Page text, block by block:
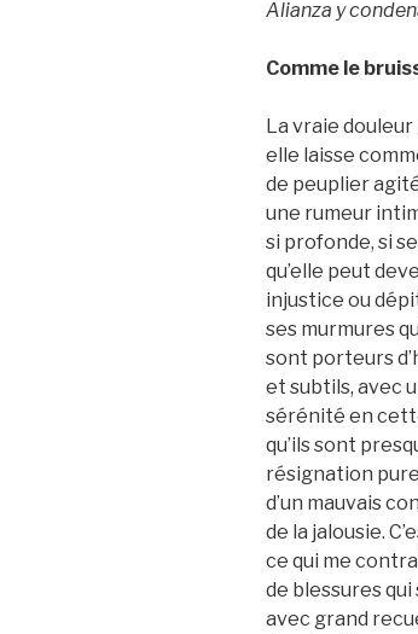
Alianza y
Comme le
La vraie
elle laisse
de peuplier
une rumeur
si profonde, si
qu’elle peut
injustice ou
ses murmures
sont porteurs
et subtils, avec
sérénité en
qu’ils sont
résignation
d’un mauvais
de la jalousie.
ce qui me
de blessures
avec grand